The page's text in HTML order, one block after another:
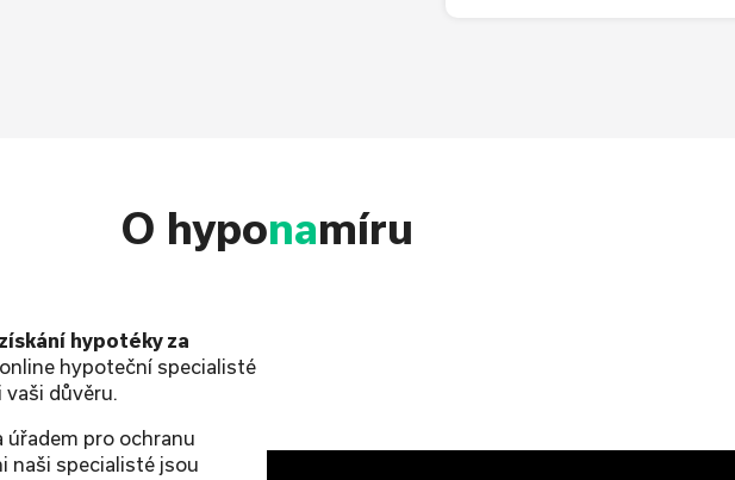
O hyponamíru
hypotéky za
hypoteční specialisté
důvěru.
úřadem pro ochranu
naši specialisté jsou